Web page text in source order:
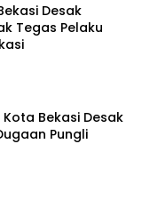
Desak
Tegas Pelaku
Kota Bekasi Desak
Pungli